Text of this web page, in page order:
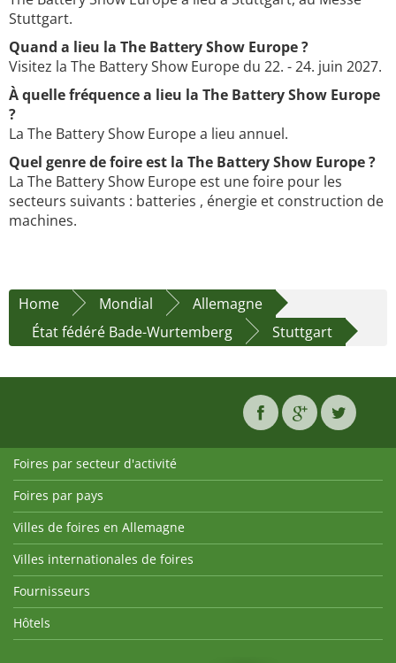
Stuttgart.
Quand a lieu la The Battery Show Europe ?
Visitez la The Battery Show Europe du 22. - 24. juin 2027.
À quelle fréquence a lieu la The Battery Show Europe
?
La The Battery Show Europe a lieu annuel.
Quel genre de foire est la The Battery Show Europe ?
La The Battery Show Europe est une foire pour les
secteurs suivants : batteries , énergie et construction de
machines.
Home Mondial
Allemagne
État fédéré Bade-Wurtemberg
Stuttgart
Foires par secteur d'activité
Foires par pays
Villes de foires en Allemagne
Villes internationales de foires
Fournisseurs
Hôtels